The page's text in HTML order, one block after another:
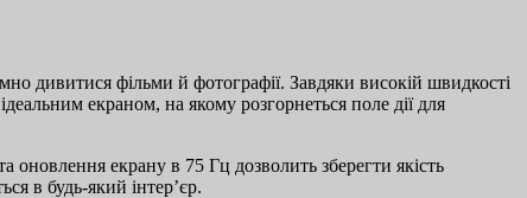
дивитися фільми й фотографії. Завдяки високій швидкості
екраном, на якому розгорнеться поле дії для
оновлення екрану в 75 Гц дозволить зберегти якість
в будь-який інтер’єр.